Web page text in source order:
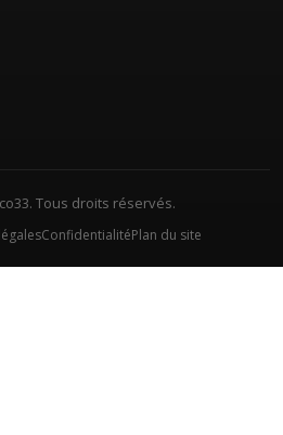
Tous droits réservés.
ConfidentialitéPlan du site